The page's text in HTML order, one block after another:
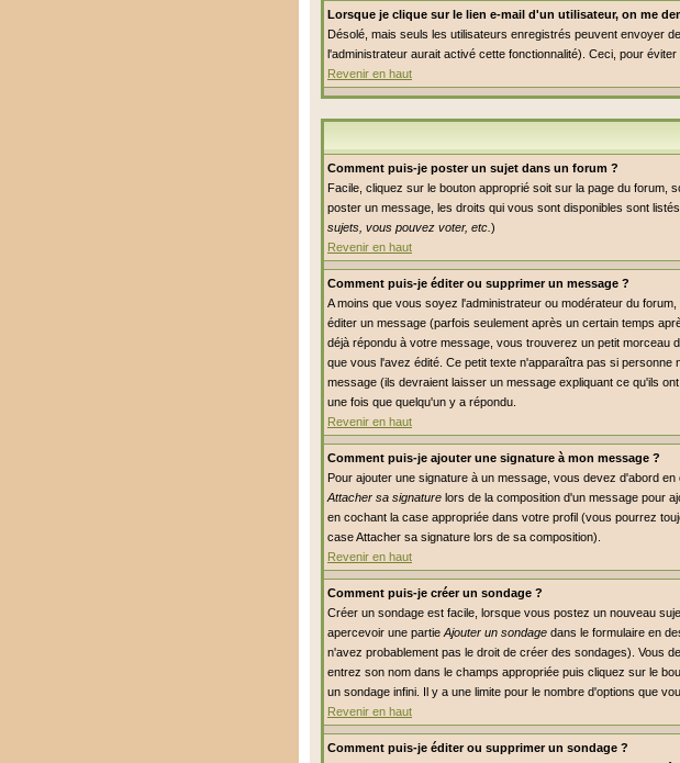
Lorsque je clique sur le lien e-mail d'un utilisateur, on me
Désolé, mais seuls les utilisateurs enregistrés peuvent envoyer
l'administrateur aurait activé cette fonctionnalité). Ceci, pour
Revenir en haut
Comment puis-je poster un sujet dans un forum ?
Facile, cliquez sur le bouton approprié soit sur la page du forum,
poster un message, les droits qui vous sont disponibles sont
sujets, vous pouvez voter, etc. )
Revenir en haut
Comment puis-je éditer ou supprimer un message ?
A moins que vous soyez l'administrateur ou modérateur du
éditer un message (parfois seulement après un certain temps
déjà répondu à votre message, vous trouverez un petit morceau
que vous l'avez édité. Ce petit texte n'apparaîtra pas si
message (ils devraient laisser un message expliquant ce qu'ils
une fois que quelqu'un y a répondu.
Revenir en haut
Comment puis-je ajouter une signature à mon message ?
Pour ajouter une signature à un message, vous devez d'abord
Attacher sa signature lors de la composition d'un message pour
en cochant la case appropriée dans votre profil (vous pourrez
case Attacher sa signature lors de sa composition).
Revenir en haut
Comment puis-je créer un sondage ?
Créer un sondage est facile, lorsque vous postez un nouveau
apercevoir une partie Ajouter un sondage dans le formulaire en
n'avez probablement pas le droit de créer des sondages). Vous
entrez son nom dans le champs appropriée puis cliquez sur le
un sondage infini. Il y a une limite pour le nombre d'options que
Revenir en haut
Comment puis-je éditer ou supprimer un sondage ?